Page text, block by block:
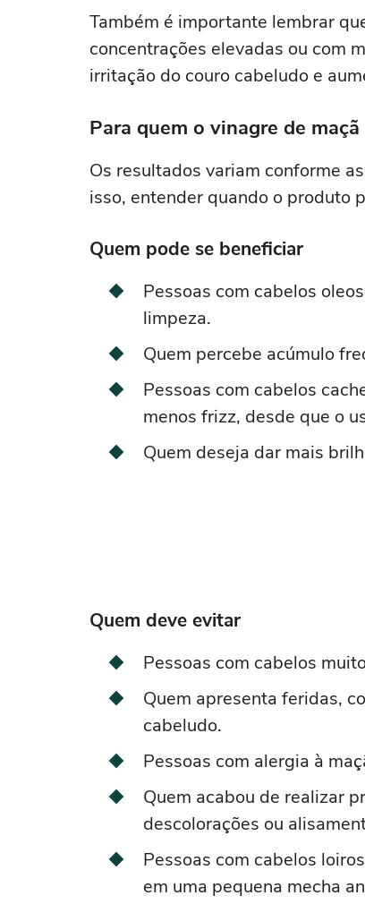
Também é importante lembrar
concentrações elevadas ou com
irritação do couro cabeludo e
Para quem o vinagre de
Os resultados variam conforme
isso, entender quando o produto
Quem pode se beneficiar
Pessoas com cabelos
limpeza.
Quem percebe acúmulo
Pessoas com cabelos
menos frizz, desde que o
Quem deseja dar mais
Quem deve evitar
Pessoas com cabelos
Quem apresenta feridas,
cabeludo.
Pessoas com alergia à
Quem acabou de realizar
descolorações ou
Pessoas com cabelos
em uma pequena mecha